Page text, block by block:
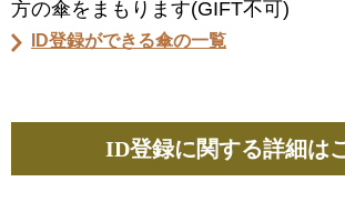
方の傘をまもります(GIFT不可)
ID登録ができる傘の一覧
ID登録に関する詳細は